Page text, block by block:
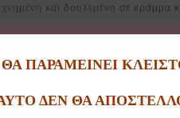
και δουλεμένη σε
925.
ΠΑΡΑΜΕΙΝΕΙ
ΔΕΝ ΘΑ